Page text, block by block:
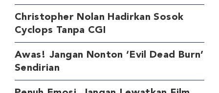
Christopher Nolan Hadirkan Sosok
Cyclops Tanpa CGI
Awas! Jangan Nonton ‘Evil Dead Burn’
Sendirian